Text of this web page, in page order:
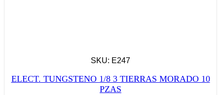
SKU: E247
ELECT. TUNGSTENO 1/8 3 TIERRAS MORADO 10
PZAS